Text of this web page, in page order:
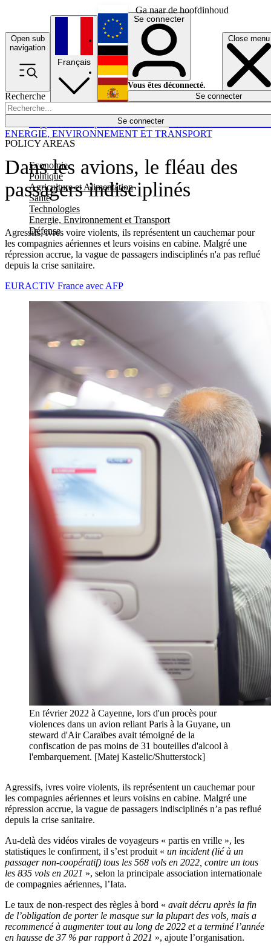
Ga naar de hoofdinhoud
Open sub
navigation
Close menu
Recherche
Se connecter
POLICY AREAS
Economie
Politique
Agriculture et Alimentation
Santé
Technologies
Energie, Environnement et Transport
Défense
Économie
Français
English
Deutsch
Español
Se connecter
Vous êtes déconnecté.
Se connecter
Dans les avions, le fléau des
passagers indisciplinés
Agressifs, ivres voire violents, ils représentent un cauchemar pour
les compagnies aériennes et leurs voisins en cabine. Malgré une
répression accrue, la vague de passagers indisciplinés n'a pas reflué
depuis la crise sanitaire.
ENERGIE, ENVIRONNEMENT ET TRANSPORT
EURACTIV France avec AFP
En février 2022 à Cayenne, lors d'un procès pour
violences dans un avion reliant Paris à la Guyane, un
steward d'Air Caraïbes avait témoigné de la
confiscation de pas moins de 31 bouteilles d'alcool à
l'embarquement. [Matej Kastelic/Shutterstock]
Agressifs, ivres voire violents, ils représentent un cauchemar pour
les compagnies aériennes et leurs voisins en cabine. Malgré une
répression accrue, la vague de passagers indisciplinés n’a pas reflué
depuis la crise sanitaire.
Au-delà des vidéos virales de voyageurs « partis en vrille », les
statistiques le confirment, il s’est produit « un incident (lié à un
passager non-coopératif) tous les 568 vols en 2022, contre un tous
les 835 vols en 2021 », selon la principale association internationale
de compagnies aériennes, l’Iata.
Le taux de non-respect des règles à bord « avait décru après la fin
de l’obligation de porter le masque sur la plupart des vols, mais a
recommencé à augmenter tout au long de 2022 et a terminé l’année
en hausse de 37 % par rapport à 2021 », ajoute l’organisation.